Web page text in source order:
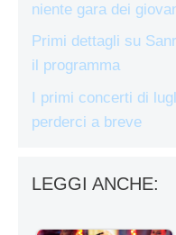
niente gara dei
Primi dettagli su
il programma
I primi concerti di
perderci a breve
LEGGI ANCHE: